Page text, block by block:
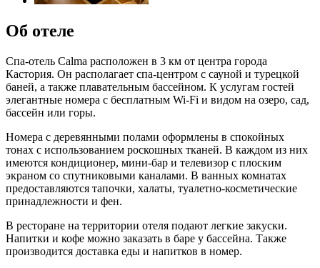
Об отеле
Спа-отель Calma расположен в 3 км от центра города
Кастория. Он располагает спа-центром с сауной и турецкой
баней, а также плавательным бассейном. К услугам гостей
элегантные номера с бесплатным Wi-Fi и видом на озеро, сад,
бассейн или горы.
Номера с деревянными полами оформлены в спокойных
тонах с использованием роскошных тканей. В каждом из них
имеются кондиционер, мини-бар и телевизор с плоским
экраном со спутниковыми каналами. В ванных комнатах
предоставляются тапочки, халаты, туалетно-косметические
принадлежности и фен.
В ресторане на территории отеля подают легкие закуски.
Напитки и кофе можно заказать в баре у бассейна. Также
производится доставка еды и напитков в номер.